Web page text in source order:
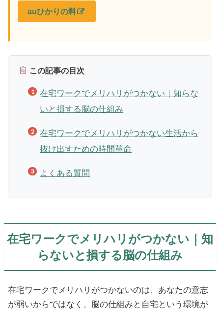
auひかりの料
この記事の目次
在宅ワークでメリハリがつかない｜知らな
いと損する脳の仕組み
在宅ワークでメリハリがつかない生活から
抜け出すための時間革命
よくある質問
在宅ワークでメリハリがつかない｜ 知
らないと損する脳の仕組み
在宅ワークでメリハリがつかないのは、あなたの意志
が弱いからではなく、脳の仕組みと自宅という環境が